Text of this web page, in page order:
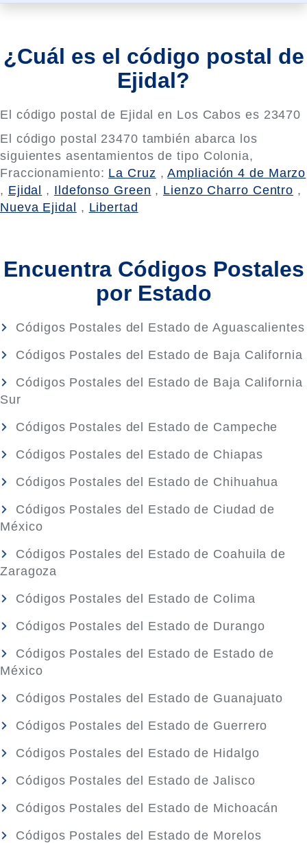
¿Cuál es el código postal de
Ejidal?
El código postal de Ejidal en Los Cabos es 23470
El código postal 23470 también abarca los
siguientes asentamientos de tipo Colonia,
Fraccionamiento: La Cruz ,Ampliación 4 de Marzo
, Ejidal , Ildefonso Green , Lienzo Charro Centro ,
Nueva Ejidal
, Libertad
Encuentra Códigos Postales
por Estado
Códigos Postales del Estado de Aguascalientes
Códigos Postales del Estado de Baja California
Códigos Postales del Estado de Baja California
Sur
Códigos Postales del Estado de Campeche
Códigos Postales del Estado de Chiapas
Códigos Postales del Estado de Chihuahua
Códigos Postales del Estado de Ciudad de
México
Códigos Postales del Estado de Coahuila de
Zaragoza
Códigos Postales del Estado de Colima
Códigos Postales del Estado de Durango
Códigos Postales del Estado de Estado de
México
Códigos Postales del Estado de Guanajuato
Códigos Postales del Estado de Guerrero
Códigos Postales del Estado de Hidalgo
Códigos Postales del Estado de Jalisco
Códigos Postales del Estado de Michoacán
Códigos Postales del Estado de Morelos